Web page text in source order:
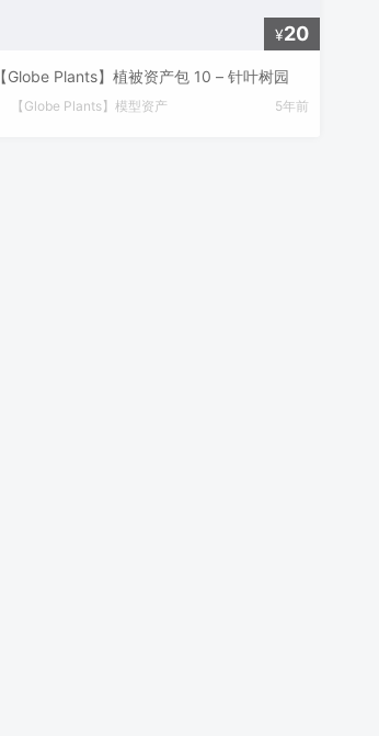
¥20
【Globe Plants】植被资产包 10 – 针叶树园
【Globe Plants】模型资产 5年前